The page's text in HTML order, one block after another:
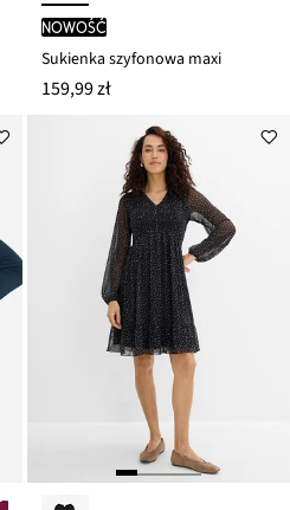
nowość
Sukienka szyfonowa maxi
159,99 zł